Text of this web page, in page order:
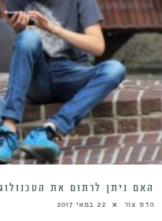
האם ניתן לרתום את
הדס צור 22 במאי 2017